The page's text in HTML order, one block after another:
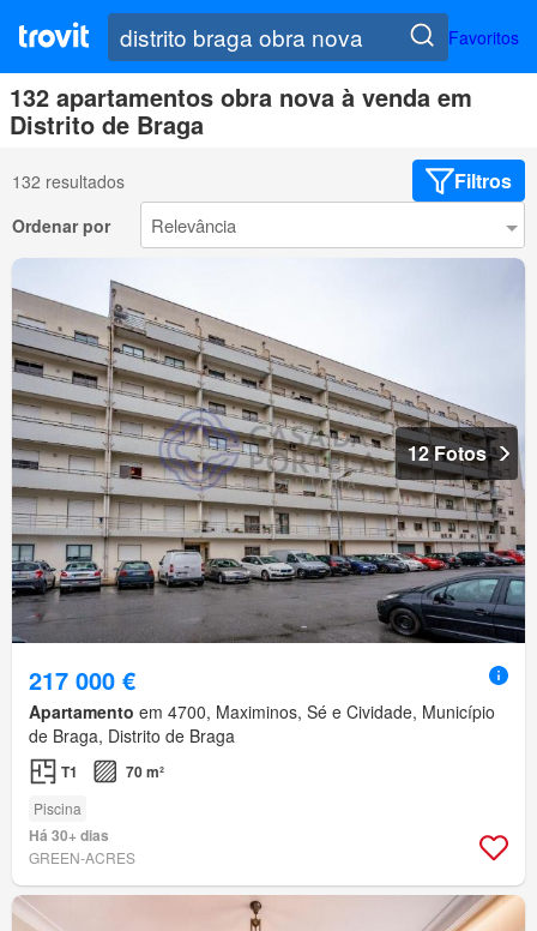
Favoritos
132 apartamentos obra nova à venda em
Distrito de Braga
132 resultados Filtros
Ordenar por
12 Fotos
217 000 €
Apartamento em 4700, Maximinos, Sé e Cividade, Município
de Braga, Distrito de Braga
T1 70 m²
Piscina
Há 30+ dias
GREEN-ACRES